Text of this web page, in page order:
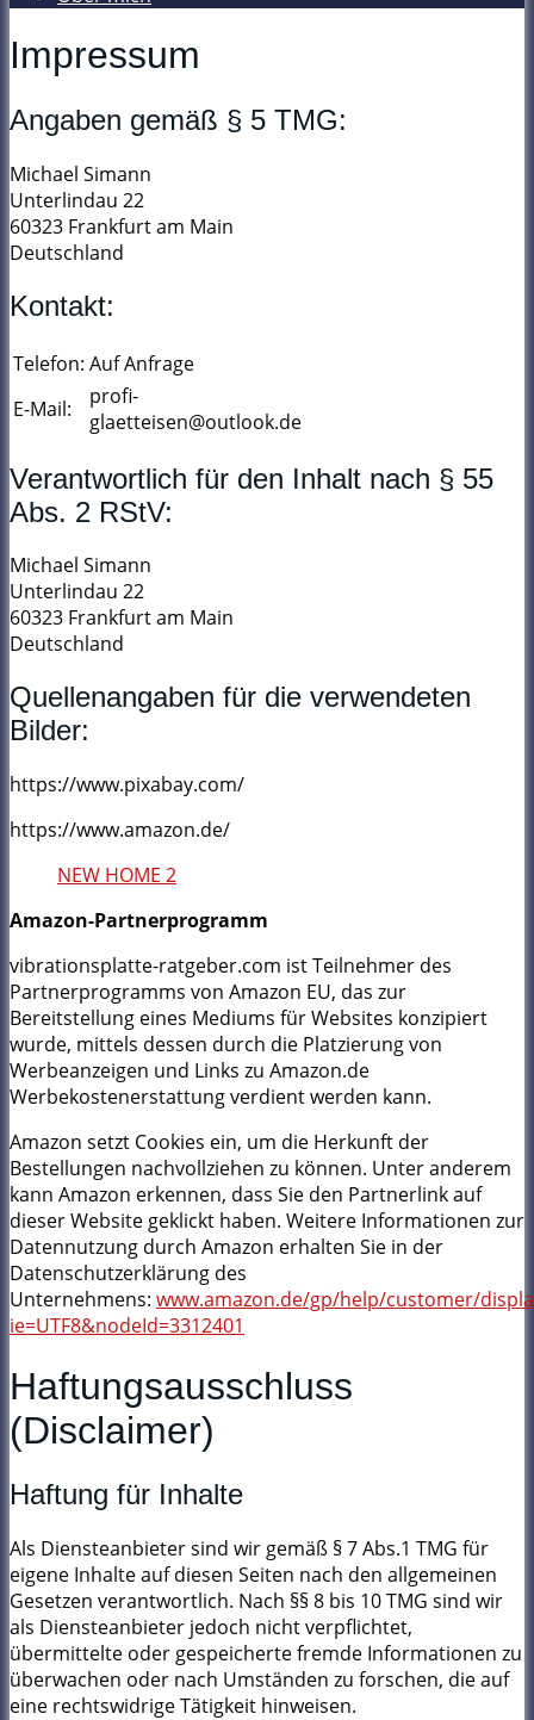
Impressum
Angaben gemäß § 5 TMG:
Michael Simann
Unterlindau 22
60323 Frankfurt am Main
Deutschland
Kontakt:
Telefon: Auf Anfrage
E-Mail:
profi-
glaetteisen@outlook.de
Verantwortlich für den Inhalt nach § 55
Abs. 2 RStV:
Michael Simann
Unterlindau 22
60323 Frankfurt am Main
Deutschland
Quellenangaben für die verwendeten
Bilder:
https://www.pixabay.com/
https://www.amazon.de/
NEW HOME 2
Amazon-Partnerprogramm
vibrationsplatte-ratgeber.com ist Teilnehmer des
Partnerprogramms von Amazon EU, das zur
Bereitstellung eines Mediums für Websites konzipiert
wurde, mittels dessen durch die Platzierung von
Werbeanzeigen und Links zu Amazon.de
Werbekostenerstattung verdient werden kann.
Amazon setzt Cookies ein, um die Herkunft der
Bestellungen nachvollziehen zu können. Unter anderem
kann Amazon erkennen, dass Sie den Partnerlink auf
dieser Website geklickt haben. Weitere Informationen zur
Datennutzung durch Amazon erhalten Sie in der
Datenschutzerklärung des
Unternehmens: www.amazon.de/gp/help/customer/
ie=UTF8&nodeId=3312401
Haftungsausschluss
(Disclaimer)
Haftung für Inhalte
Als Diensteanbieter sind wir gemäß § 7 Abs.1 TMG für
eigene Inhalte auf diesen Seiten nach den allgemeinen
Gesetzen verantwortlich. Nach §§ 8 bis 10 TMG sind wir
als Diensteanbieter jedoch nicht verpflichtet,
übermittelte oder gespeicherte fremde Informationen zu
überwachen oder nach Umständen zu forschen, die auf
eine rechtswidrige Tätigkeit hinweisen.